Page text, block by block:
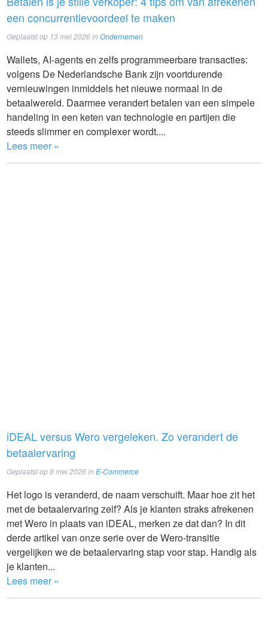
een concurrentievoordeel te maken
Geplaatst op 13 mei 2026inOndernemen
Wallets, AI-agents en zelfs programmeerbare transacties:
volgens De Nederlandsche Bank zijn voortdurende
vernieuwingen inmiddels het nieuwe normaal in de
betaalwereld. Daarmee verandert betalen van een simpele
handeling in een keten van technologie en partijen die
steeds slimmer en complexer wordt....
Lees meer »
iDEAL versus Wero vergeleken. Zo verandert de
betaalervaring
Geplaatst op8 mei 2026inE-Commerce
Het logo is veranderd, de naam verschuift. Maar hoe zit het
met de betaalervaring zelf? Als je klanten straks afrekenen
met Wero in plaats van iDEAL, merken ze dat dan? In dit
derde artikel van onze serie over de Wero-transitie
vergelijken we de betaalervaring stap voor stap. Handig als
je klanten...
Lees meer »